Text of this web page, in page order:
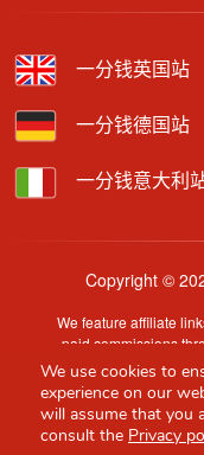
一分钱英国站
一分钱德国站
一分钱意大利
Copyright ©
We feature affiliate
paid commissions
Content is
information may
guidance only.
We use cookies to
experience on our
will assume that you
consult the Privacy